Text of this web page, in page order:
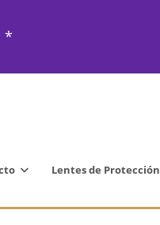
*
Lentes de Protección